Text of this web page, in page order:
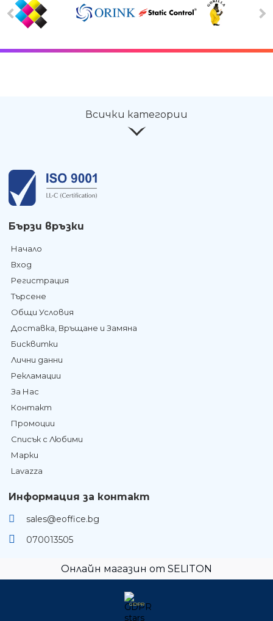
Всички категории
Бързи връзки
Начало
Вход
Регистрация
Търсене
Общи Условия
Доставка, Връщане и Замяна
Бисквитки
Лични данни
Рекламации
За Нас
Контакт
Промоции
Списък с Любими
Марки
Lavazza
Информация за контакт
sales@eoffice.bg
070013505
Онлайн магазин от SELITON
GDPR